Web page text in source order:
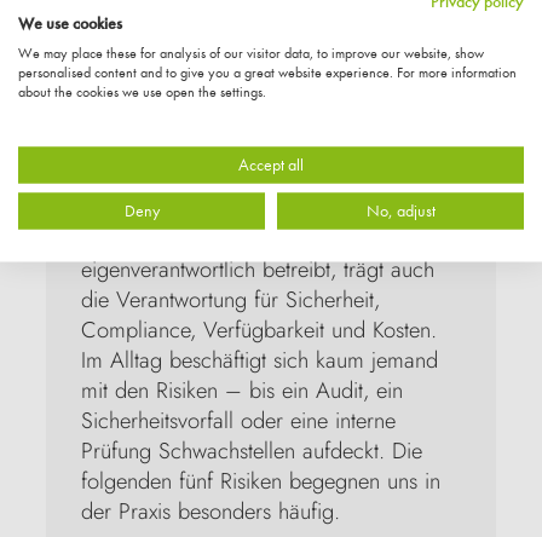
5 Risiken im Atlassian-
Eigenbetrieb
Überblick über eure Atlassian-Umgebung
gehabt? Welche Apps sind aktiv? Wer
hat Admin-Rechte? Läuft alles DSGVO-
konform? Wer Atlassian Cloud
eigenverantwortlich betreibt, trägt auch
die Verantwortung für Sicherheit,
Compliance, Verfügbarkeit und Kosten.
Im Alltag beschäftigt sich kaum jemand
mit den Risiken – bis ein Audit, ein
Sicherheitsvorfall oder eine interne
Prüfung Schwachstellen aufdeckt. Die
folgenden fünf Risiken begegnen uns in
der Praxis besonders häufig.
We use cookies
We may place these for analysis of our visitor data, to improve our website, show
personalised content and to give you a great website experience. For more information
about the cookies we use open the settings.
Accept all
Deny No, adjust